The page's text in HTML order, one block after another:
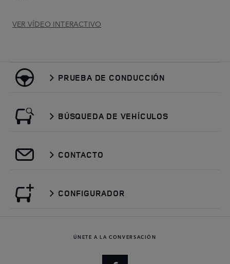
VER VÍDEO INTERACTIVO
PRUEBA DE CONDUCCIÓN
BÚSQUEDA DE VEHÍCULOS
CONTACTO
CONFIGURADOR
ÚNETE A LA CONVERSACIÓN